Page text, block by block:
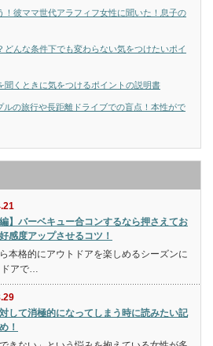
！彼ママ世代アラフィフ女性に聞いた！息子の
どんな条件下でも変わらない気をつけたいポイ
聞くときに気をつけるポイントの説明書
ルの旅行や長距離ドライブでの盲点！本性がで
編】バーベキュー合コンするなら押さえてお
感度アップさせるコツ！
本格的にアウトドアを楽しめるシーズンに
ドアで…
して消極的になってしまう時に読みたい記
！